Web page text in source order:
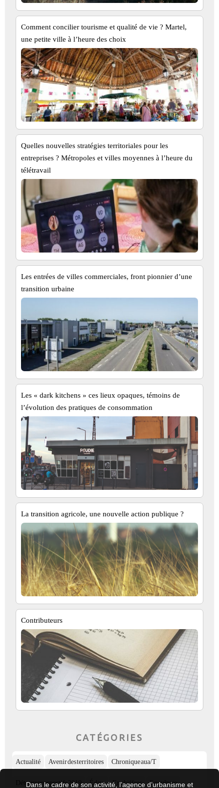
Comment concilier tourisme et qualité de vie ? Martel,
une petite ville à l’heure des choix
Quelles nouvelles stratégies territoriales pour les
entreprises ? Métropoles et villes moyennes à l’heure du
télétravail
Les entrées de villes commerciales, front pionnier d’une
transition urbaine
Les « dark kitchens » ces lieux opaques, témoins de
l’évolution des pratiques de consommation
La transition agricole, une nouvelle action publique ?
Contributeurs
CATÉGORIES
Actualité Avenir des territoires Chronique aua/T
Détours prospectifs 2019 Édito En chiffres En culture
Dans le cadre de son activité, l’agence d’urbanisme et